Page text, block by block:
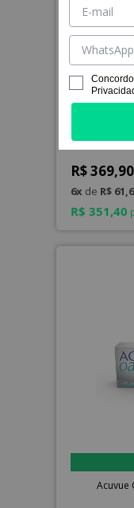
R$ 369,90
6x de R$
R$ 351,40
Acuvue